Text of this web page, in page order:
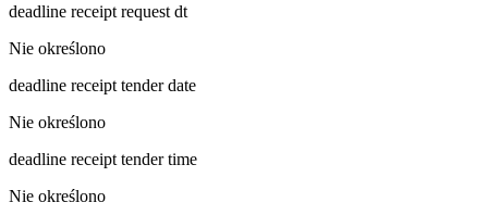
deadline receipt request dt
Nie określono
deadline receipt tender date
Nie określono
deadline receipt tender time
Nie określono